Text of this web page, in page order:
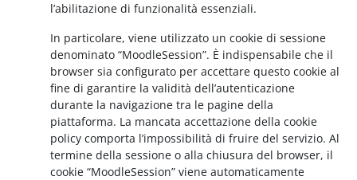
l’abilitazione di funzionalità essenziali.
In particolare, viene utilizzato un cookie di sessione
denominato “MoodleSession”. È indispensabile che il
browser sia configurato per accettare questo cookie al
fine di garantire la validità dell’autenticazione
durante la navigazione tra le pagine della
piattaforma. La mancata accettazione della cookie
policy comporta l’impossibilità di fruire del servizio. Al
termine della sessione o alla chiusura del browser, il
cookie “MoodleSession” viene automaticamente